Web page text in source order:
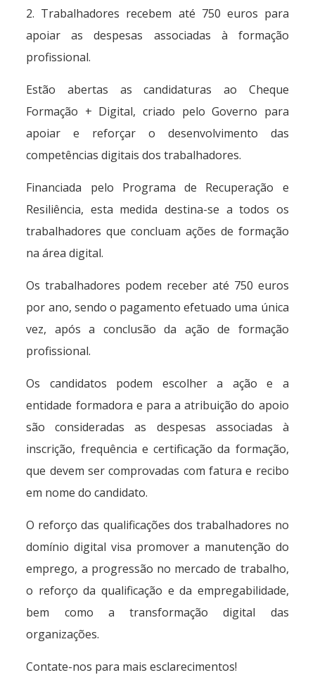
2. Trabalhadores recebem até 750 euros para
apoiar as despesas associadas à formação
profissional.
Estão abertas as candidaturas ao Cheque
Formação + Digital, criado pelo Governo para
apoiar e reforçar o desenvolvimento das
competências digitais dos trabalhadores.
Financiada pelo Programa de Recuperação e
Resiliência, esta medida destina-se a todos os
trabalhadores que concluam ações de formação
na área digital.
Os trabalhadores podem receber até 750 euros
por ano, sendo o pagamento efetuado uma única
vez, após a conclusão da ação de formação
profissional.
Os candidatos podem escolher a ação e a
entidade formadora e para a atribuição do apoio
são consideradas as despesas associadas à
inscrição, frequência e certificação da formação,
que devem ser comprovadas com fatura e recibo
em nome do candidato.
O reforço das qualificações dos trabalhadores no
domínio digital visa promover a manutenção do
emprego, a progressão no mercado de trabalho,
o reforço da qualificação e da empregabilidade,
bem como a transformação digital das
organizações.
Contate-nos para mais esclarecimentos!